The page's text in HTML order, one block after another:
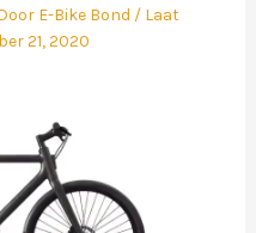
E-Bike Bond / Laat
21, 2020